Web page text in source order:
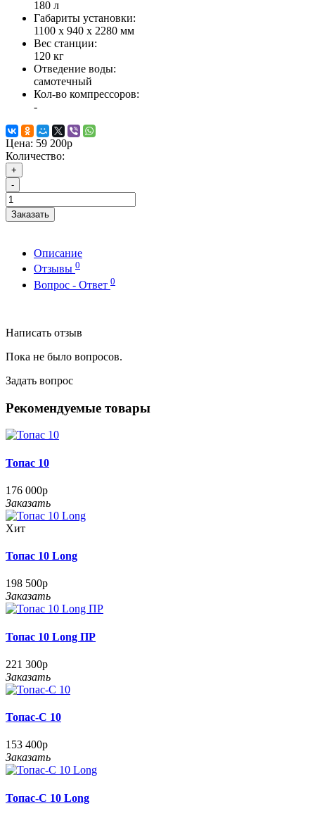
180 л
Габариты установки:
1100 x 940 x 2280 мм
Вес станции:
120 кг
Отведение воды:
самотечный
Кол-во компрессоров:
-
Цена: 59 200р
Количество:
+
-
Заказать
Описание
Отзывы 0
Вопрос - Ответ 0
Написать отзыв
Пока не было вопросов.
Задать вопрос
Рекомендуемые товары
Топас 10
176 000р
Заказать
Хит
Топас 10 Long
198 500р
Заказать
Топас 10 Long ПР
221 300р
Заказать
Топас-С 10
153 400р
Заказать
Топас-С 10 Long